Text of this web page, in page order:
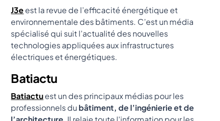
J3eest la revue de l’efficacité énergétique et
environnementale des bâtiments. C’est un média
spécialisé qui suit l’actualité des nouvelles
technologies appliquées aux infrastructures
électriques et énergétiques.
Batiactu
Batiactuest un des principaux médias pour les
professionnels du bâtiment, de l’ingénierie et de